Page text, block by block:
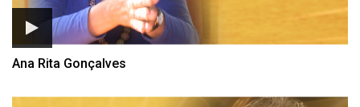
Ana Rita Gonçalves